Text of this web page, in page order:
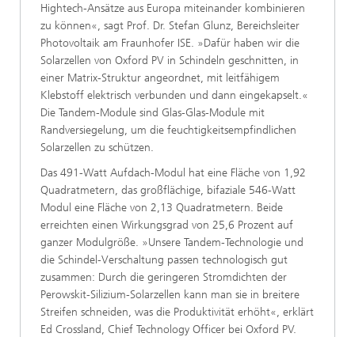
Hightech-Ansätze aus Europa miteinander kombinieren
zu können«, sagt Prof. Dr. Stefan Glunz, Bereichsleiter
Photovoltaik am Fraunhofer ISE. »Dafür haben wir die
Solarzellen von Oxford PV in Schindeln geschnitten, in
einer Matrix-Struktur angeordnet, mit leitfähigem
Klebstoff elektrisch verbunden und dann eingekapselt.«
Die Tandem-Module sind Glas-Glas-Module mit
Randversiegelung, um die feuchtigkeitsempfindlichen
Solarzellen zu schützen.
Das 491-Watt Aufdach-Modul hat eine Fläche von 1,92
Quadratmetern, das großflächige, bifaziale 546-Watt
Modul eine Fläche von 2,13 Quadratmetern. Beide
erreichten einen Wirkungsgrad von 25,6 Prozent auf
ganzer Modulgröße. »Unsere Tandem-Technologie und
die Schindel-Verschaltung passen technologisch gut
zusammen: Durch die geringeren Stromdichten der
Perowskit-Silizium-Solarzellen kann man sie in breitere
Streifen schneiden, was die Produktivität erhöht«, erklärt
Ed Crossland, Chief Technology Officer bei Oxford PV.